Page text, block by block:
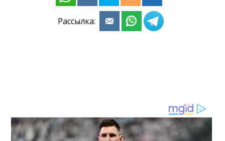
Рассылка: